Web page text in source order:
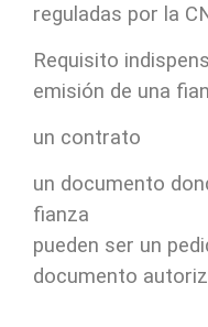
reguladas por la
Requisito
emisión de una
un contrato
un documento
fianza
pueden ser un
documento